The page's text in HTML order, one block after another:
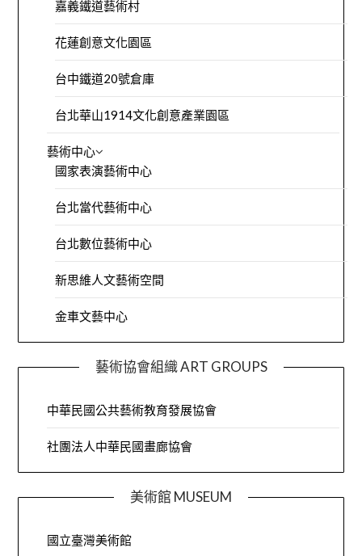
嘉義鐵道藝術村
花蓮創意文化園區
台中鐵道20號倉庫
台北華山1914文化創意產業園區
藝術中心
國家表演藝術中心
台北當代藝術中心
台北數位藝術中心
新思維人文藝術空間
金車文藝中心
藝術協會組織 ART GROUPS
中華民國公共藝術教育發展協會
社團法人中華民國畫廊協會
美術館 MUSEUM
國立臺灣美術館